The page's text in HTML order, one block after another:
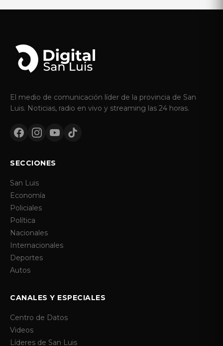
El medio de comunicación líder de la provincia de San
Luis. Noticias, radio en vivo y streaming las 24 horas.
SECCIONES
San Luis
Economía
Policiales
Política
Nacionales
Internacionales
Deportes
Autos
CANALES Y ESPECIALES
Centro de Datos
Videos
Líderes de San Luis